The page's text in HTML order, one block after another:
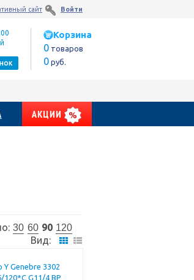
сайт Войти
Корзина
0 товаров
0 руб.
АКЦИИ
30 60 90 120
Вид: